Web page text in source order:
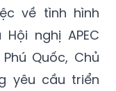
về tình hình
nghị APEC
Quốc, Chủ
yêu cầu triển